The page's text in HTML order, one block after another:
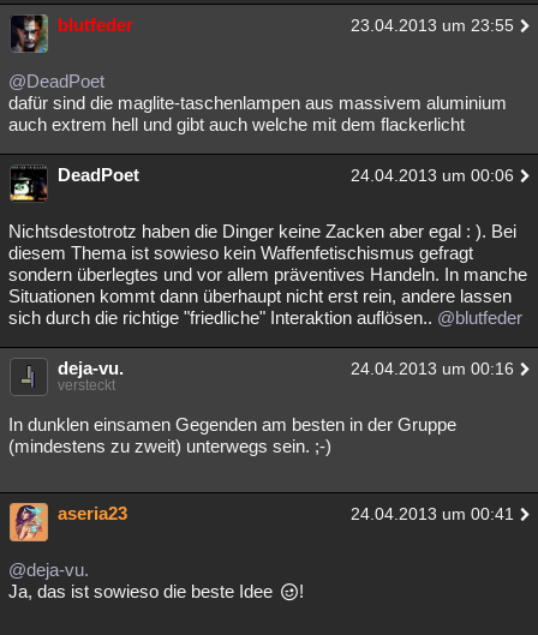
blutfeder 23.04.2013 um 23:55
@DeadPoet
dafür sind die maglite-taschenlampen aus massivem aluminium
auch extrem hell und gibt auch welche mit dem flackerlicht
DeadPoet 24.04.2013 um 00:06
Nichtsdestotrotz haben die Dinger keine Zacken aber egal : ). Bei
diesem Thema ist sowieso kein Waffenfetischismus gefragt
sondern überlegtes und vor allem präventives Handeln. In manche
Situationen kommt dann überhaupt nicht erst rein, andere lassen
sich durch die richtige "friedliche" Interaktion auflösen.. @blutfeder
deja-vu. 24.04.2013 um 00:16
versteckt
In dunklen einsamen Gegenden am besten in der Gruppe
(mindestens zu zweit) unterwegs sein. ;-)
aseria23 24.04.2013 um 00:41
@deja-vu.
Ja, das ist sowieso die beste Idee
!